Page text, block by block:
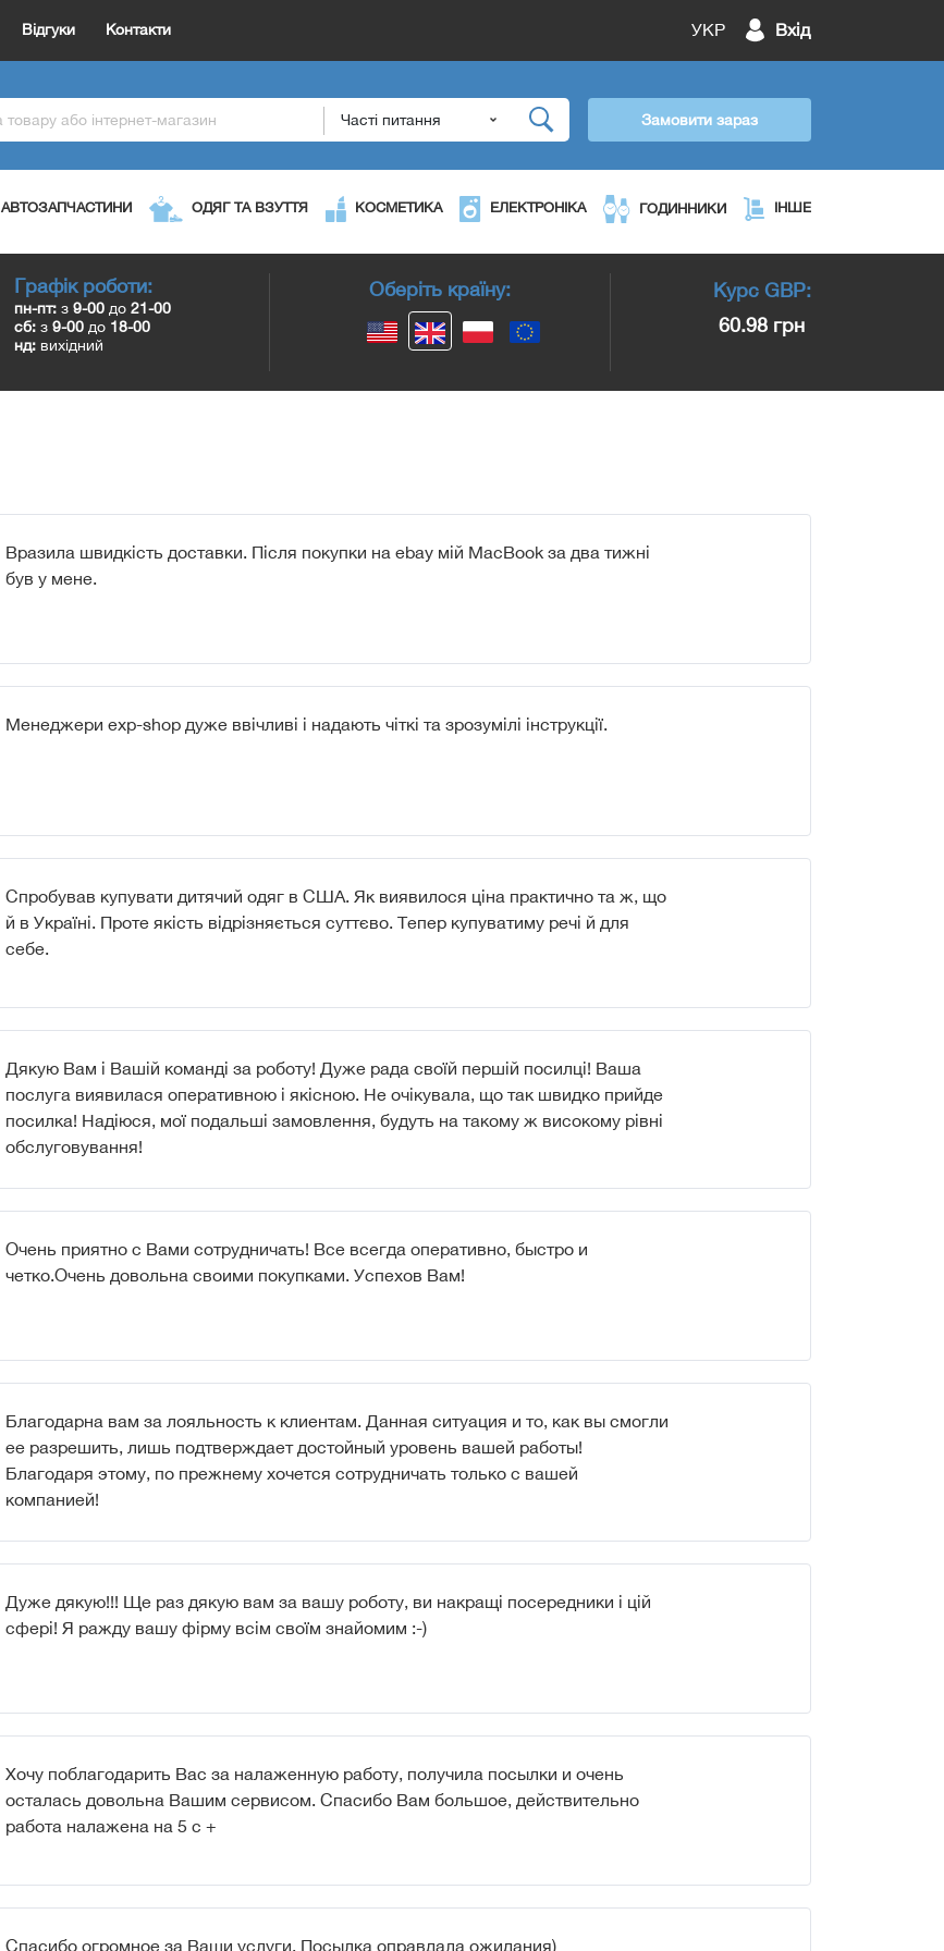
Відгуки Контакти УКР Вхід
Часті питання Замовити зараз
АВТОЗАПЧАСТИНИ ОДЯГ ТА ВЗУТТЯ КОСМЕТИКА ЕЛЕКТРОНІКА ГОДИННИКИ ІНШЕ
Графік роботи:
пн-пт:з 9-00 до 21-00
сб:з 9-00 до 18-00
нд: вихідний
Оберіть країну: Курс GBP:
60.98 грн
Вразила швидкість доставки. Після покупки на ebay мій MacBook за два тижні
був у мене.
Менеджери exp-shop дуже ввічливі і надають чіткі та зрозумілі інструкції.
Спробував купувати дитячий одяг в США. Як виявилося ціна практично та ж, що
й в Україні. Проте якість відрізняється суттєво. Тепер купуватиму речі й для
себе.
Дякую Вам і Вашій команді за роботу! Дуже рада своїй першій посилці! Ваша
послуга виявилася оперативною і якісною. Не очікувала, що так швидко прийде
посилка! Надіюся, мої подальші замовлення, будуть на такому ж високому рівні
обслуговування!
Очень приятно с Вами сотрудничать! Все всегда оперативно, быстро и
четко.Очень довольна своими покупками. Успехов Вам!
Благодарна вам за лояльность к клиентам. Данная ситуация и то, как вы смогли
ее разрешить, лишь подтверждает достойный уровень вашей работы!
Благодаря этому, по прежнему хочется сотрудничать только с вашей
компанией!
Дуже дякую!!! Ще раз дякую вам за вашу роботу, ви накращі посередники і цій
сфері! Я ражду вашу фірму всім своїм знайомим :-)
Хочу поблагодарить Вас за налаженную работу, получила посылки и очень
осталась довольна Вашим сервисом. Спасибо Вам большое, действительно
работа налажена на 5 с +
Спасибо огромное за Ваши услуги. Посылка оправдала ожидания)